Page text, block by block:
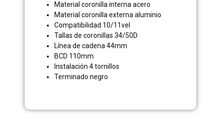
Material coronilla interna acero
Material coronilla externa aluminio
Compatibilidad 10/11vel
Tallas de coronillas 34/50D
Línea de cadena 44mm
BCD 110mm
Instalación 4 tornillos
Terminado negro